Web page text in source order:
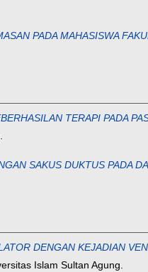
PADA MAHASISWA
TERAPI PADA
SAKUS DUKTUS
DENGAN KEJADIAN
Islam Sultan Agung.